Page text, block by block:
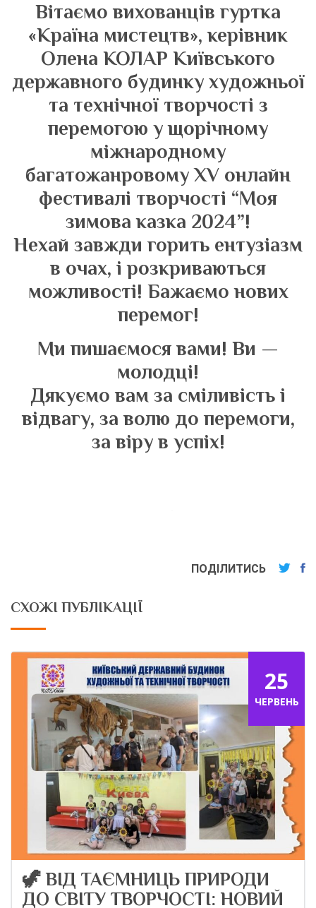
Вітаємо вихованців гуртка
«Країна мистецтв», керівник
Олена КОЛАР Київського
державного будинку художньої
та технічної творчості з
перемогою у щорічному
міжнародному
багатожанровому XV онлайн
фестивалі творчості “Моя
зимова казка 2024”!
Нехай завжди горить ентузіазм
в очах, і розкриваються
можливості! Бажаємо нових
перемог!
Ми пишаємося вами! Ви —
молодці!
Дякуємо вам за сміливість і
відвагу, за волю до перемоги,
за віру в успіх!
ПОДІЛИТИСЬ
СХОЖІ ПУБЛІКАЦІЇ
🦖 ВІД ТАЄМНИЦЬ ПРИРОДИ
ДО СВІТУ ТВОРЧОСТІ: НОВИЙ
25
ЧЕРВЕНЬ